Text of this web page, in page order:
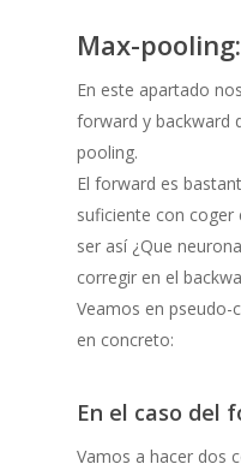
Max-pooling:
En este apartado
forward y backward
pooling.
El forward es
suficiente con
ser así ¿Que
corregir en el
Veamos en pseudo-
en concreto:
En el caso del
Vamos a hacer dos